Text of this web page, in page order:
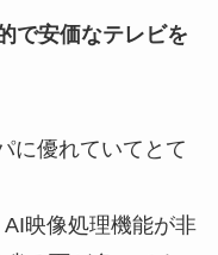
で安価なテレビを
に優れていてとて
映像処理機能が非